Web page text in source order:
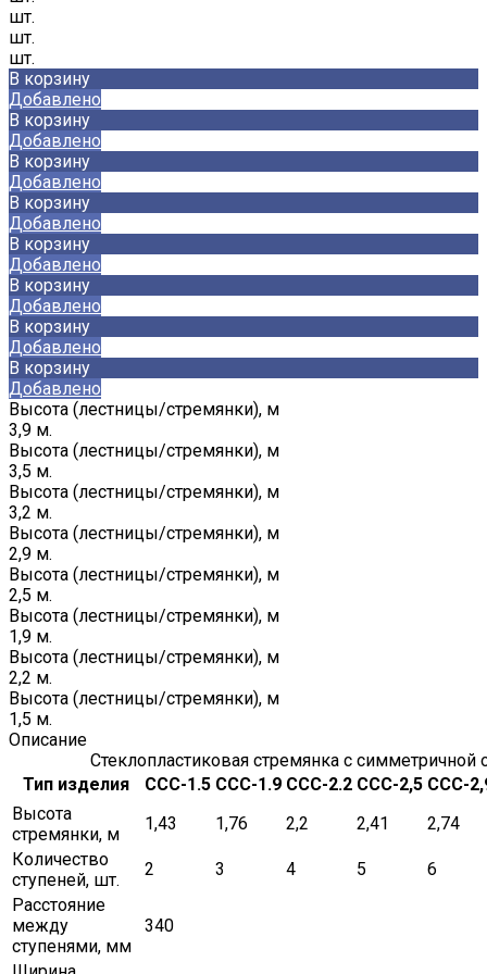
шт.
шт.
шт.
В корзину
Добавлено
В корзину
Добавлено
В корзину
Добавлено
В корзину
Добавлено
В корзину
Добавлено
В корзину
Добавлено
В корзину
Добавлено
В корзину
Добавлено
Высота (лестницы/стремянки), м
3,9 м.
Высота (лестницы/стремянки), м
3,5 м.
Высота (лестницы/стремянки), м
3,2 м.
Высота (лестницы/стремянки), м
2,9 м.
Высота (лестницы/стремянки), м
2,5 м.
Высота (лестницы/стремянки), м
1,9 м.
Высота (лестницы/стремянки), м
2,2 м.
Высота (лестницы/стремянки), м
1,5 м.
Описание
Стеклопластиковая стремянка с симметричной
Тип изделия
ССС-1.5 ССС-1.9 ССС-2.2 ССС-2,5 ССС-
Высота
стремянки, м
1,43 1,76 2,2 2,41
2,74
Количество
ступеней, шт.
2 3 4 5
6
Расстояние
между
ступенями, мм
340